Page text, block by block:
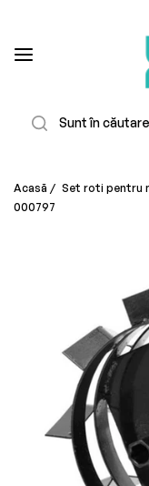
Acasă / Set roti pentru
000797